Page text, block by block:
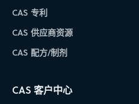
CAS 专利
CAS 供应商资源
CAS 配方/制剂
CAS 客户中心